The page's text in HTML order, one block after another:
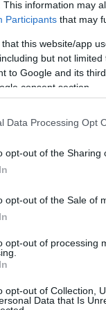
This information may
Participants that may
that this website/app
but not
to Google and its
consent section.
Data Processing Opt
opt-out of the Sharing
opt-out of the Sale of
opt-out of processing
opt-out of Collection,
Data that Is